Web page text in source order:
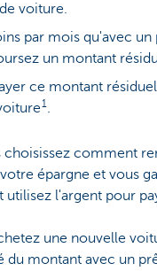
voiture.
par mois qu'avec
un montant
ce montant
1.
choisissez comment
épargne et vous
l'argent pour
une nouvelle
du montant avec un